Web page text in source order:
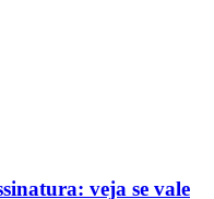
veja se vale